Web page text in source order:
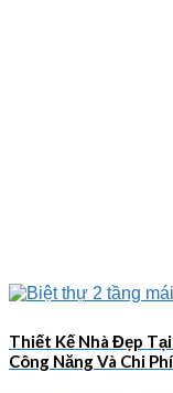
Thiết Kế Nhà Đẹp
Công Năng Và Chi